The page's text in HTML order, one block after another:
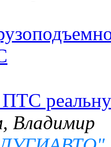
Владимир